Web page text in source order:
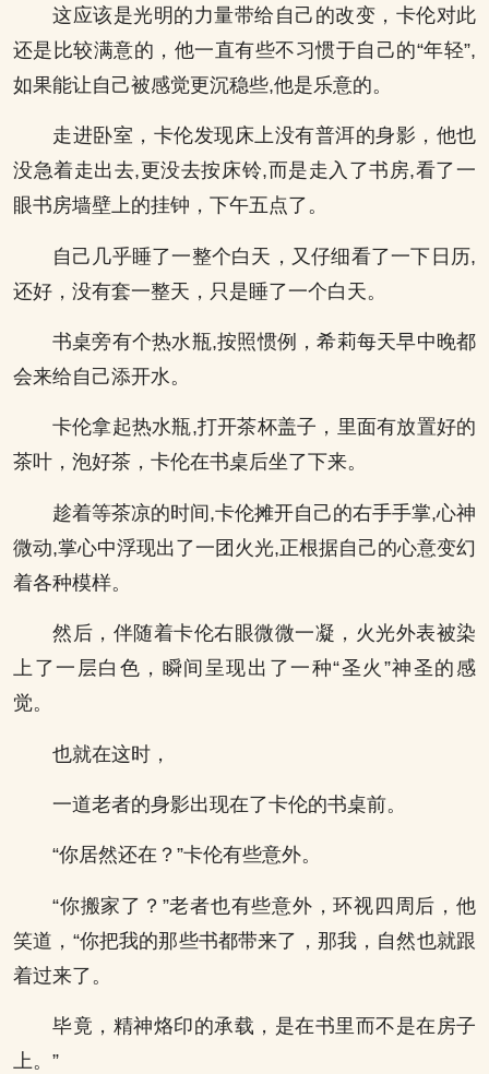
这应该是光明的力量带给自己的改变，卡伦对此
还是比较满意的，他一直有些不习惯于自己的“年轻”,
如果能让自己被感觉更沉稳些,他是乐意的。
走进卧室，卡伦发现床上没有普洱的身影，他也
没急着走出去,更没去按床铃,而是走入了书房,看了一
眼书房墙壁上的挂钟，下午五点了。
自己几乎睡了一整个白天，又仔细看了一下日历,
还好，没有套一整天，只是睡了一个白天。
书桌旁有个热水瓶,按照惯例，希莉每天早中晚都
会来给自己添开水。
卡伦拿起热水瓶,打开茶杯盖子，里面有放置好的
茶叶，泡好茶，卡伦在书桌后坐了下来。
趁着等茶凉的时间,卡伦摊开自己的右手手掌,心神
微动,掌心中浮现出了一团火光,正根据自己的心意变幻
着各种模样。
然后，伴随着卡伦右眼微微一凝，火光外表被染
上了一层白色，瞬间呈现出了一种“圣火”神圣的感
觉。
也就在这时，
一道老者的身影出现在了卡伦的书桌前。
“你居然还在？”卡伦有些意外。
“你搬家了？”老者也有些意外，环视四周后，他
笑道，“你把我的那些书都带来了，那我，自然也就跟
着过来了。
毕竟，精神烙印的承载，是在书里而不是在房子
上。”